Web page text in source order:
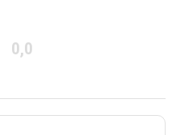
0,0